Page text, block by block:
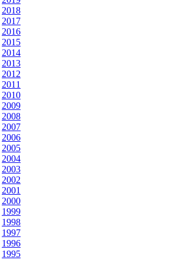
2018
2017
2016
2015
2014
2013
2012
2011
2010
2009
2008
2007
2006
2005
2004
2003
2002
2001
2000
1999
1998
1997
1996
1995